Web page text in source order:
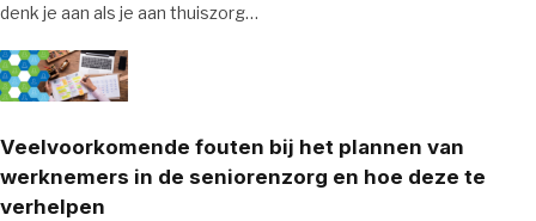
denk je aan als je aan thuiszorg…
Veelvoorkomende fouten bij het plannen van
werknemers in de seniorenzorg en hoe deze te
verhelpen